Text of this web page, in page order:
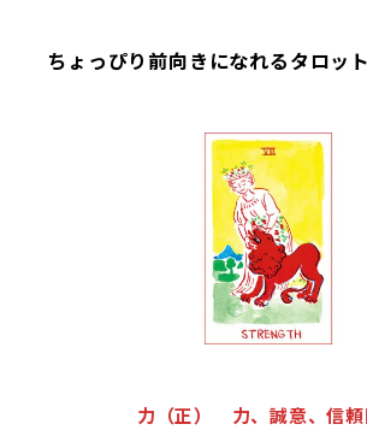
ちょっぴり前向きになれるタロッ
力（正） 力、誠意、信